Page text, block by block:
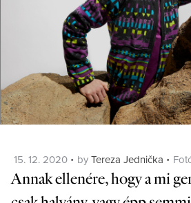
Posted
on
15. 12. 2020 by Tereza Jednička
Annak ellenére, hogy a mi